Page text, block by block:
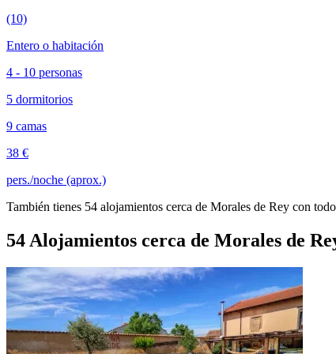
(10)
Entero o habitación
4 - 10 personas
5 dormitorios
9 camas
38 €
pers./noche (aprox.)
También tienes 54 alojamientos cerca de Morales de Rey con
54 Alojamientos cerca de Morales de